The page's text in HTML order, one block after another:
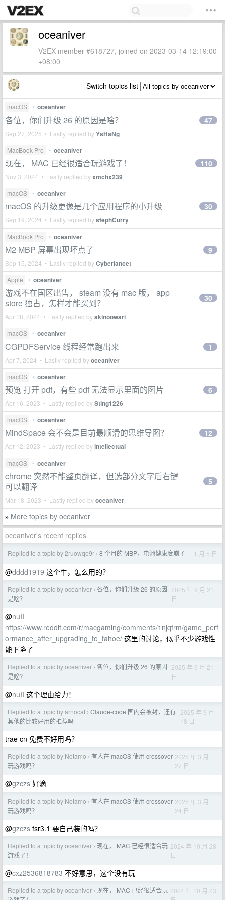
oceaniver
V2EX member #618727, joined on 2023-03-14 12:19:00
+08:00
Switch topics list
macOS • oceaniver
各位，你们升级 26 的原因是啥？
Sep 27, 2025 • Lastly replied byYsHaNg
47
MacBook Pro • oceaniver
现在， MAC 已经很适合玩游戏了！
Nov 3, 2024 • Lastly replied byxmchx239
110
macOS • oceaniver
macOS 的升级更像是几个应用程序的小升级
Sep 19, 2024 • Lastly replied bystephCurry
30
MacBook Pro • oceaniver
M2 MBP 屏幕出现坏点了
Sep 15, 2024 • Lastly replied byCyberlancet
9
Apple • oceaniver
游戏不在国区出售， steam 没有 mac 版， app
store 独占，怎样才能买到？
Apr 18, 2024 • Lastly replied byakinoowari
30
macOS • oceaniver
CGPDFService 线程经常跑出来
Apr 7, 2024 • Lastly replied byoceaniver
1
macOS • oceaniver
预览 打开 pdf，有些 pdf 无法显示里面的图片
Apr 16, 2023 • Lastly replied bySting1226
6
macOS • oceaniver
MindSpace 会不会是目前最顺滑的思维导图？
Apr 12, 2023 • Lastly replied byintellectual
12
macOS • oceaniver
chrome 突然不能整页翻译，但选部分文字后右键
可以翻译
Mar 18, 2023 • Lastly replied byoceaniver
5
» More topics by oceaniver
oceaniver's recent replies
Replied to a topic by 2ruowqe9r › 8 个月的 MBP，电池健康度崩了 1 月 5 日
@dddd1919 这个牛，怎么用的？
Replied to a topic by oceaniver › 各位，你们升级 26 的原因
是啥？
2025 年 9 月 21
日
@nuII
https://www.reddit.com/r/macgaming/comments/1njqfrm/game_perf
ormance_after_upgrading_to_tahoe/ 这里的讨论，似乎不少游戏性
能下降了
Replied to a topic by oceaniver › 各位，你们升级 26 的原因
是啥？
2025 年 9 月 21
日
@nuII 这个理由给力！
Replied to a topic by arnocat › Claude-code 国内会被封，还有
其他的比较好用的推荐吗
2025 年 9 月
18 日
trae cn 免费不好用吗？
Replied to a topic by Notamo › 有人在 macOS 使用 crossover
玩游戏吗？
2025 年 3 月
27 日
@gzczs 好滴
Replied to a topic by Notamo › 有人在 macOS 使用 crossover
玩游戏吗？
2025 年 3 月
24 日
@gzczs fsr3.1 要自己装的吗？
Replied to a topic by oceaniver › 现在， MAC 已经很适合玩
游戏了！
2024 年 10 月 28
日
@cxz2536818783 不好意思，这个没有玩
Replied to a topic by oceaniver › 现在， MAC 已经很适合玩 2024 年 10 月 23